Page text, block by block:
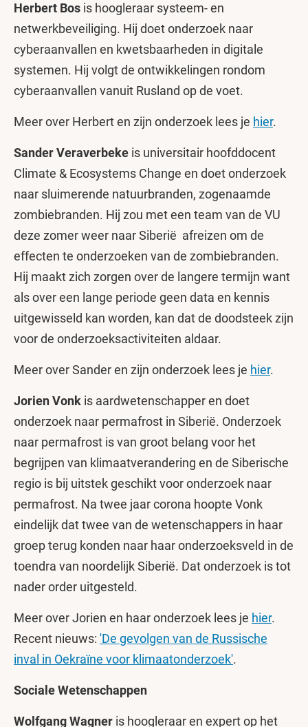
Herbert Bos is hoogleraar systeem- en
netwerkbeveiliging. Hij doet onderzoek naar
cyberaanvallen en kwetsbaarheden in digitale
systemen. Hij volgt de ontwikkelingen rondom
cyberaanvallen vanuit Rusland op de voet.
Meer over Herbert en zijn onderzoek lees je hier.
Sander Veraverbeke is universitair hoofddocent
Climate & Ecosystems Change en doet onderzoek
naar sluimerende natuurbranden, zogenaamde
zombiebranden. Hij zou met een team van de VU
deze zomer weer naar Siberië afreizen om de
effecten te onderzoeken van de zombiebranden.
Hij maakt zich zorgen over de langere termijn want
als over een lange periode geen data en kennis
uitgewisseld kan worden, kan dat de doodsteek zijn
voor de onderzoeksactiviteiten aldaar.
Meer over Sander en zijn onderzoek lees je hier.
Jorien Vonk is aardwetenschapper en doet
onderzoek naar permafrost in Siberië. Onderzoek
naar permafrost is van groot belang voor het
begrijpen van klimaatverandering en de Siberische
regio is bij uitstek geschikt voor onderzoek naar
permafrost. Na twee jaar corona hoopte Vonk
eindelijk dat twee van de wetenschappers in haar
groep terug konden naar haar onderzoeksveld in de
toendra van noordelijk Siberië. Dat onderzoek is tot
nader order uitgesteld.
Meer over Jorien en haar onderzoek lees je hier.
Recent nieuws: 'De gevolgen van de Russische
inval in Oekraïne voor klimaatonderzoek'.
Sociale Wetenschappen
Wolfgang Wagner is hoogleraar en expert op het